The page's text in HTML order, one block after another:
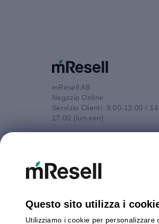
mResell AB
Negozio Online
Servizio Clienti: 9:00-13:00 /
17:00 (lun-ven)
Questo sito utilizza i
Utilizziamo i cookie per